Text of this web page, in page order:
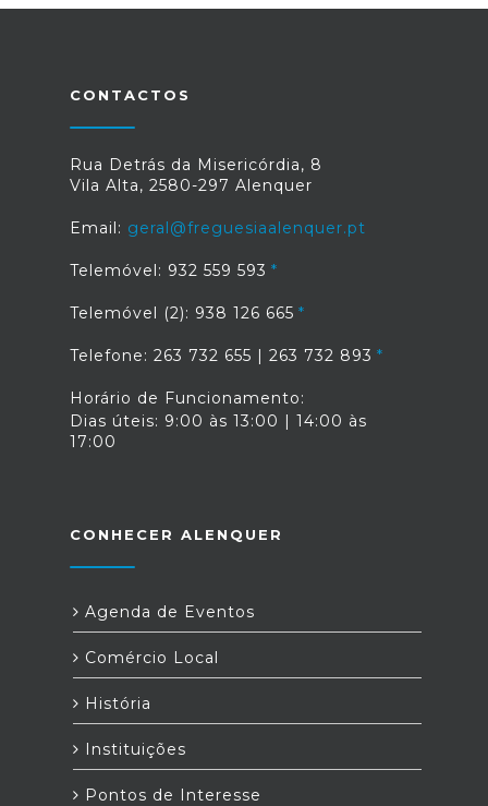
CONTACTOS
Rua Detrás da Misericórdia, 8
Vila Alta, 2580-297 Alenquer
Email: geral@freguesiaalenquer.pt
Telemóvel: 932 559 593
Telemóvel (2): 938 126 665
Telefone: 263 732 655 | 263 732 893
Horário de Funcionamento:
Dias úteis: 9:00 às 13:00 | 14:00 às
17:00
CONHECER ALENQUER
Agenda de Eventos
Comércio Local
História
Instituições
Pontos de Interesse